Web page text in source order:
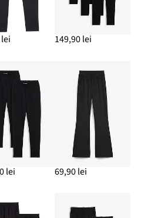
ÎN COȘ
ÎN COȘ
100% (set/2 buc.)
ÎN COȘ
149,90 lei
lei 69,90 lei